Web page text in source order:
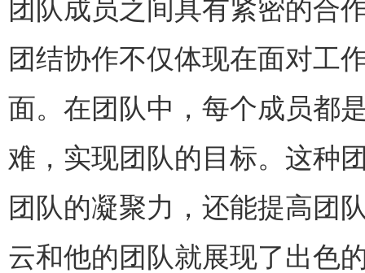
团队成员之间具有紧密的合
团结协作不仅体现在面对工
面。在团队中，每个成员都
难，实现团队的目标。这种
团队的凝聚力，还能提高团
云和他的团队就展现了出色